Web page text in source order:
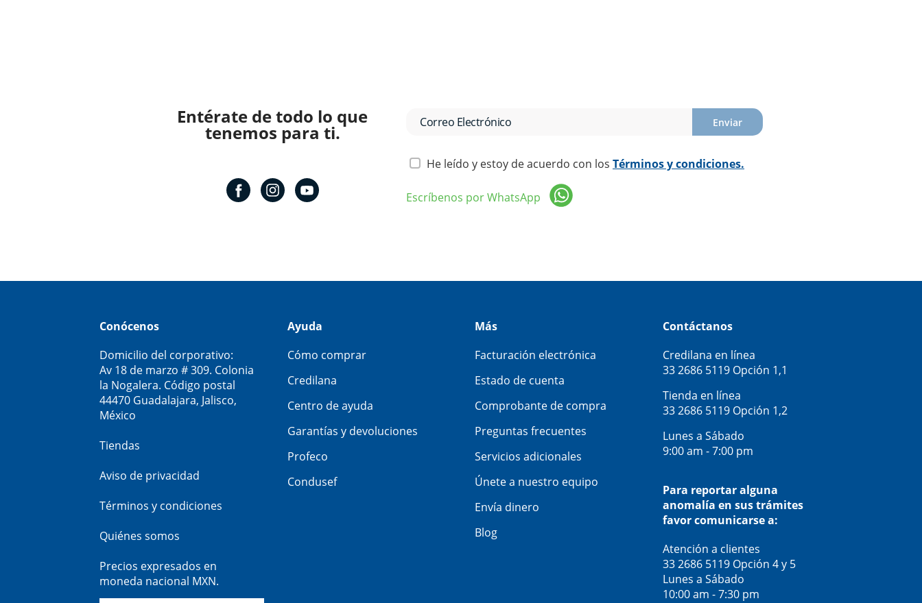
Entérate de todo lo que
tenemos para ti. Enviar
He leído y estoy de acuerdo con los Términos y condiciones.
Escríbenos por WhatsApp
Conócenos
Domicilio del corporativo:
Av 18 de marzo # 309. Colonia
la Nogalera. Código postal
44470 Guadalajara, Jalisco,
México
Tiendas
Aviso de privacidad
Términos y condiciones
Quiénes somos
Precios expresados en
moneda nacional MXN.
Ayuda
Cómo comprar
Credilana
Centro de ayuda
Garantías y devoluciones
Profeco
Condusef
Más
Facturación electrónica
Estado de cuenta
Comprobante de compra
Preguntas frecuentes
Servicios adicionales
Únete a nuestro equipo
Envía dinero
Blog
Contáctanos
Credilana en línea
33 2686 5119 Opción 1,1
Tienda en línea
33 2686 5119 Opción 1,2
Lunes a Sábado
9:00 am - 7:00 pm
Para reportar alguna
anomalía en sus trámites
favor comunicarse a:
Atención a clientes
33 2686 5119 Opción 4 y 5
Lunes a Sábado
10:00 am - 7:30 pm